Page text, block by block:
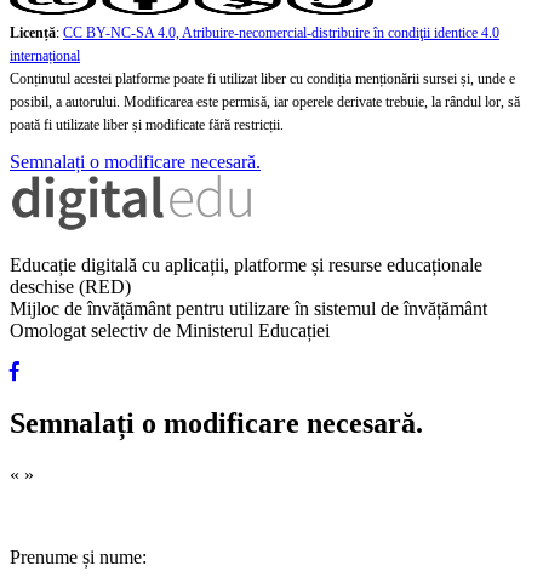
Licență: CC BY-NC-SA 4.0, Atribuire-necomercial-distribuire în condiţii identice 4.0
internațional
Conținutul acestei platforme poate fi utilizat liber cu condiția menționării sursei și, unde e
posibil, a autorului. Modificarea este permisă, iar operele derivate trebuie, la rândul lor, să
poată fi utilizate liber și modificate fără restricții.
Semnalați o modificare necesară.
Educație digitală cu aplicații, platforme și resurse educaționale
deschise (RED)
Mijloc de învățământ pentru utilizare în sistemul de învățământ
Omologat selectiv de Ministerul Educației
Semnalați o modificare necesară.
« »
Prenume și nume: